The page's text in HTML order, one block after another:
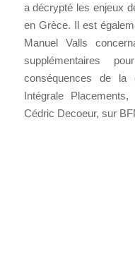
a décrypté les enjeux
en Grèce. Il est
Manuel Valls
supplémentaires
conséquences de
Intégrale
Cédric Decoeur, sur